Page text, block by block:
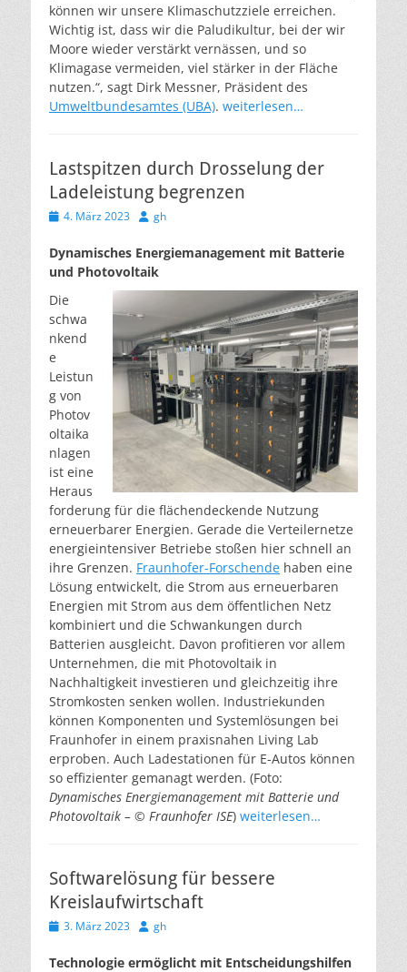
können wir unsere Klimaschutzziele erreichen.
Wichtig ist, dass wir die Paludikultur, bei der wir
Moore wieder verstärkt vernässen, und so
Klimagase vermeiden, viel stärker in der Fläche
nutzen.“, sagt Dirk Messner, Präsident des
Umweltbundesamtes (UBA). weiterlesen…
Lastspitzen durch Drosselung der
Ladeleistung begrenzen
Veröffentlicht
4. März 2023 Autor
gh
Dynamisches Energiemanagement mit Batterie
und Photovoltaik
Die
schwa
nkend
e
Leistun
g von
Photov
oltaika
nlagen
ist eine
Heraus
forderung für die flächendeckende Nutzung
erneuerbarer Energien. Gerade die Verteilernetze
energieintensiver Betriebe stoßen hier schnell an
ihre Grenzen. Fraunhofer-Forschende haben eine
Lösung entwickelt, die Strom aus erneuerbaren
Energien mit Strom aus dem öffentlichen Netz
kombiniert und die Schwankungen durch
Batterien ausgleicht. Davon profitieren vor allem
Unternehmen, die mit Photovoltaik in
Nachhaltigkeit investieren und gleichzeitig ihre
Stromkosten senken wollen. Industriekunden
können Komponenten und Systemlösungen bei
Fraunhofer in einem praxisnahen Living Lab
erproben. Auch Ladestationen für E-Autos können
so effizienter gemanagt werden. (Foto:
Dynamisches Energiemanagement mit Batterie und
Photovoltaik – © Fraunhofer ISE) weiterlesen…
Softwarelösung für bessere
Kreislaufwirtschaft
Veröffentlicht
3. März 2023 Autor
gh
Technologie ermöglicht mit Entscheidungshilfen